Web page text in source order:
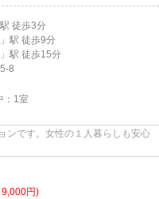
駅 徒歩3分
」駅 徒歩9分
」駅 徒歩15分
8
1室
ンです。女性の１人暮らしも安心
円)